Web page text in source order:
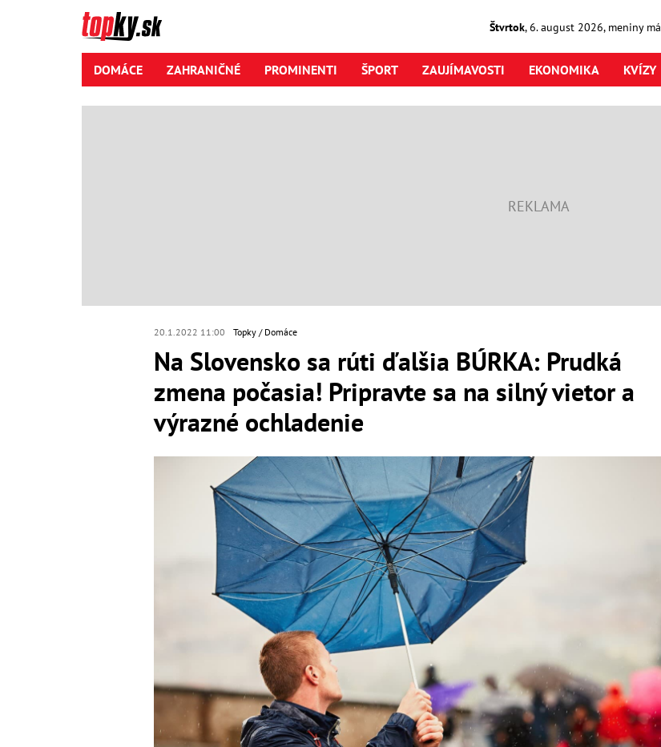
Štvrtok,6. august2026, meniny má
DOMÁCE ZAHRANIČNÉ PROMINENTI ŠPORT ZAUJÍMAVOSTI EKONOMIKA KVÍZY
20.1.2022 11:00 Topky Domáce
Na Slovensko sa rúti ďalšia BÚRKA: Prudká
zmena počasia! Pripravte sa na silný vietor a
výrazné ochladenie